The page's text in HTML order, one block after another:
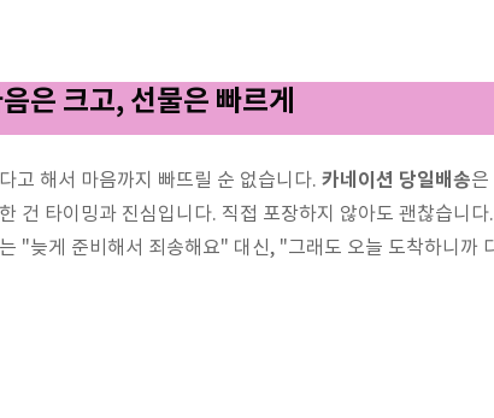
은 크고, 선물은 빠르게
고 해서 마음까지 빠뜨릴 순 없습니다. 카네이션 당일배송은
건 타이밍과 진심입니다. 직접 포장하지 않아도 괜찮습니
"늦게 준비해서 죄송해요" 대신, "그래도 오늘 도착하니까